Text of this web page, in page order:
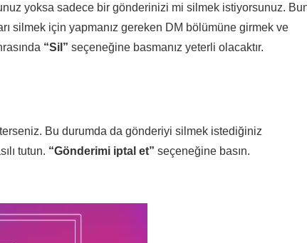
yoksa sadece bir gönderinizi mi silmek istiyorsunuz.
silmek için yapmanız gereken DM bölümüne girmek ve
“Sil” seçeneğine basmanız yeterli olacaktır.
Bu durumda da gönderiyi silmek istediğiniz
tutun. “Gönderimi iptal et” seçeneğine basın.